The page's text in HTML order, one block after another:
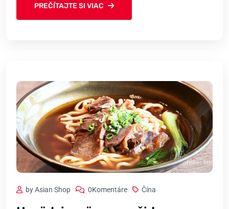
PREČÍTAJTE SI VIAC
by Asian Shop 0Komentáre Čína